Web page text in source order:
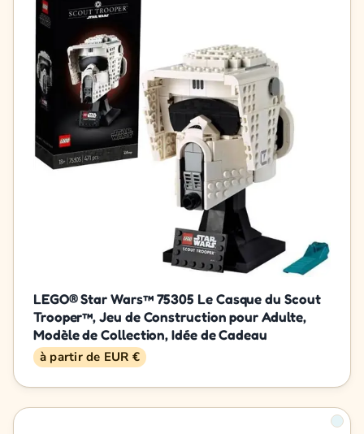
LEGO® Star Wars™ 75305 Le Casque du Scout
Trooper™, Jeu de Construction pour Adulte,
Modèle de Collection, Idée de Cadeau
à partir de EUR €